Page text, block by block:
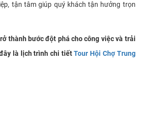
tận tâm giúp quý khách tận hưởng trọn
thành bước đột phá cho công việc và trải
là lịch trình chi tiếtTour Hội Chợ Trung